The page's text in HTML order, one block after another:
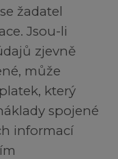
žadatel
Jsou-li
zjevně
může
který
spojené
informací